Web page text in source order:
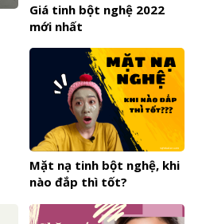
Giá tinh bột nghệ 2022
mới nhất
Mặt nạ tinh bột nghệ, khi
nào đắp thì tốt?